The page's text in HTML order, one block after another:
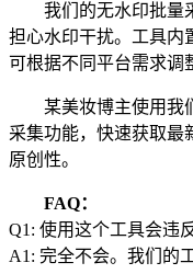
我们的无水印批量
担心水印干扰。工具内
可根据不同平台需求调
某美妆博主使用我
采集功能，快速获取最
原创性。
FAQ：
Q1: 使用这个工具会违
A1: 完全不会。我们的